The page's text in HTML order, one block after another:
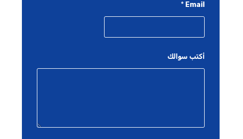
Email
*
أكتب سوالك